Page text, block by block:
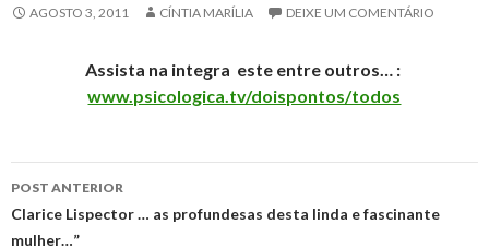
AGOSTO 3, 2011 CÍNTIA MARÍLIA DEIXE UM COMENTÁRIO
Assista na integra este entre outros… :
www.psicologica.tv/doispontos/todos
Navegação
POST ANTERIOR
Clarice Lispector … as profundesas desta linda e fascinante
mulher…”